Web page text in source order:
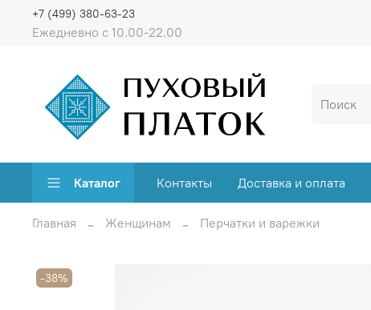
Ежедневно с 10.00-22.00
+7 (499) 380-63-23
Каталог Контакты Доставка и оплата
Главная Женщинам Перчатки и варежки
-38%